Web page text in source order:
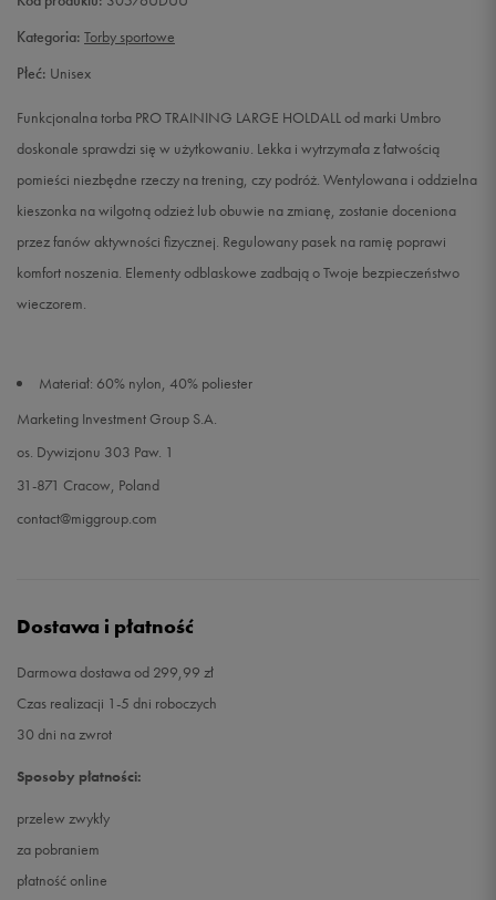
Kategoria: Torby sportowe
Płeć: Unisex
Funkcjonalna torba PRO TRAINING LARGE HOLDALL od marki Umbro
doskonale sprawdzi się w użytkowaniu. Lekka i wytrzymała z łatwością
pomieści niezbędne rzeczy na trening, czy podróż. Wentylowana i oddzielna
kieszonka na wilgotną odzież lub obuwie na zmianę, zostanie doceniona
przez fanów aktywności fizycznej. Regulowany pasek na ramię poprawi
komfort noszenia. Elementy odblaskowe zadbają o Twoje bezpieczeństwo
wieczorem.
Materiał: 60% nylon, 40% poliester
Marketing Investment Group S.A.
os. Dywizjonu 303 Paw. 1
31-871 Cracow, Poland
contact@miggroup.com
Dostawa i płatność
Darmowa dostawa od 299,99 zł
Czas realizacji 1-5 dni roboczych
30 dni na zwrot
Sposoby płatności:
przelew zwykły
za pobraniem
płatność online